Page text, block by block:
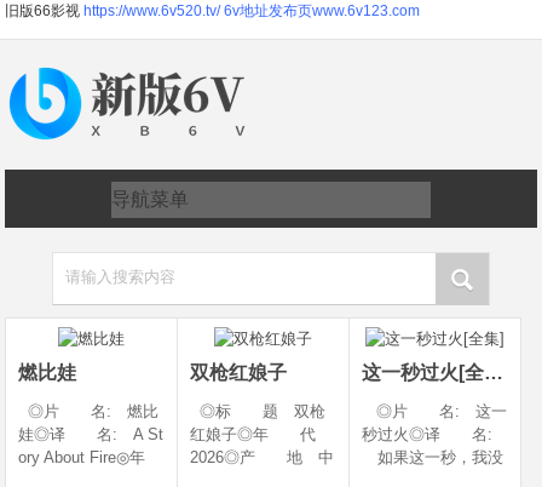
旧版66影视 https://www.6v520.tv/ 6v地址发布页www.6v123.com
请输入搜索内容
燃比娃
◎片 名: 燃比
娃◎译 名: A St
ory About Fire◎年
双枪红娘子
◎标 题 双枪
红娘子◎年 代
2026◎产 地 中
这一秒过火[全集]
◎片 名: 这一
秒过火◎译 名:
如果这一秒，我没